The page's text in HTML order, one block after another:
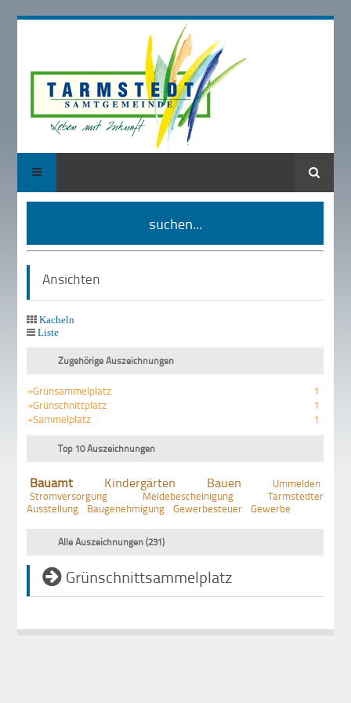
Suche
suchen...
Ansichten
Kacheln
Liste
Zugehörige Auszeichnungen
+Grünsammelplatz
1
+Grünschnittplatz
1
+Sammelplatz
1
Top 10 Auszeichnungen
Bauamt Kindergärten Bauen
Ummelden
Stromversorgung
Meldebescheinigung
Tarmstedter
Ausstellung
Baugenehmigung Gewerbesteuer Gewerbe
Alle Auszeichnungen (231)
Grünschnittsammelplatz